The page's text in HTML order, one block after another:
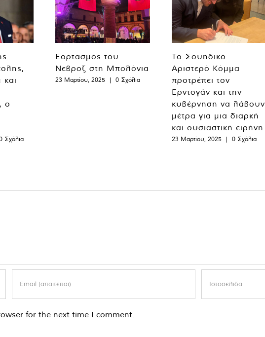
ο
Σχόλια
Εορτασμός του
Νεβροζ στη Μπολόνια
23 Μαρτίου, 2025 | 0 Σχόλια
Το Σουηδικό
Αριστερό Κόμμα
προτρέπει τον
Ερντογάν και την
κυβέρνηση να λάβουν
μέτρα για μια διαρκή
και ουσιαστική ειρήνη
23 Μαρτίου, 2025 | 0 Σχόλια
for the next time I comment.